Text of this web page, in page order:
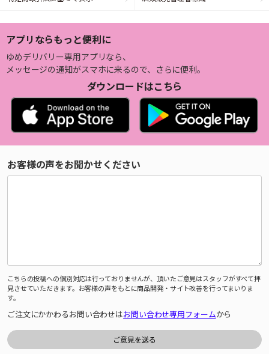
アプリならもっと便利に
ゆめデリバリー専用アプリなら、
メッセージの通知がスマホに来るので、さらに便利。
ダウンロードはこちら
お客様の声をお聞かせください
こちらの投稿への個別対応は行っておりませんが、頂いたご意見はスタッフがすべて拝
見させていただきます。お客様の声をもとに商品開発・サイト改善を行ってまいりま
す。
ご注文にかかわるお問い合わせはお問い合わせ専用フォームから